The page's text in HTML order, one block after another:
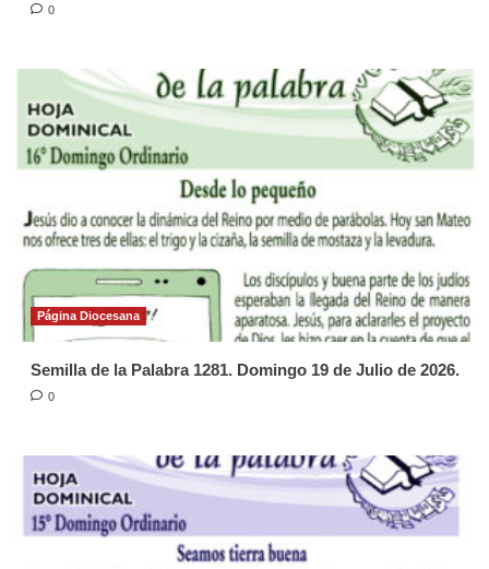
0
Página Diocesana
Semilla de la Palabra 1281. Domingo 19 de Julio de 2026.
0